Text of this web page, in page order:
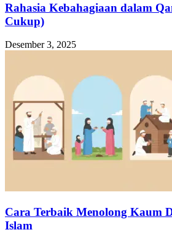
Rahasia Kebahagiaan dalam
Cukup)
Desember 3, 2025
Cara Terbaik Menolong Kaum
Islam